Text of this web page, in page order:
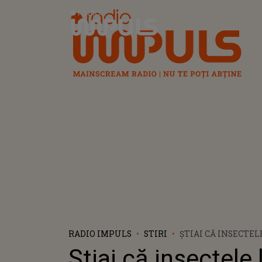
Radio Impuls
RADIO IMPULS STIRI
ȘTIAI CĂ
ÎȚI ATACĂ